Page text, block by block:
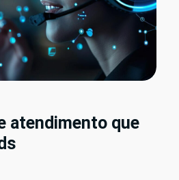
atendimento que